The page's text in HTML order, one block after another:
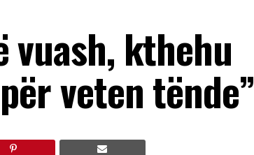
vuash, kthehu
veten tënde”